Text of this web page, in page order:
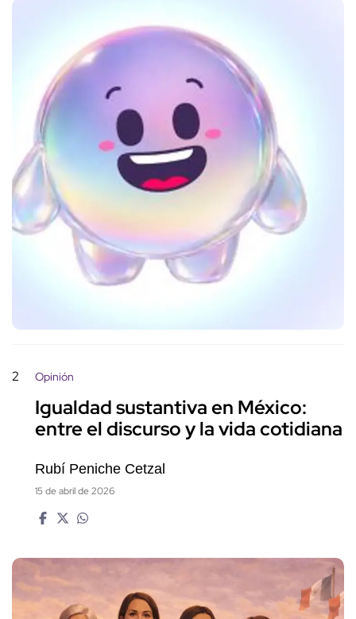
2 Opinión
Igualdad sustantiva en México:
entre el discurso y la vida cotidiana
Rubí Peniche Cetzal
15 de abril de 2026